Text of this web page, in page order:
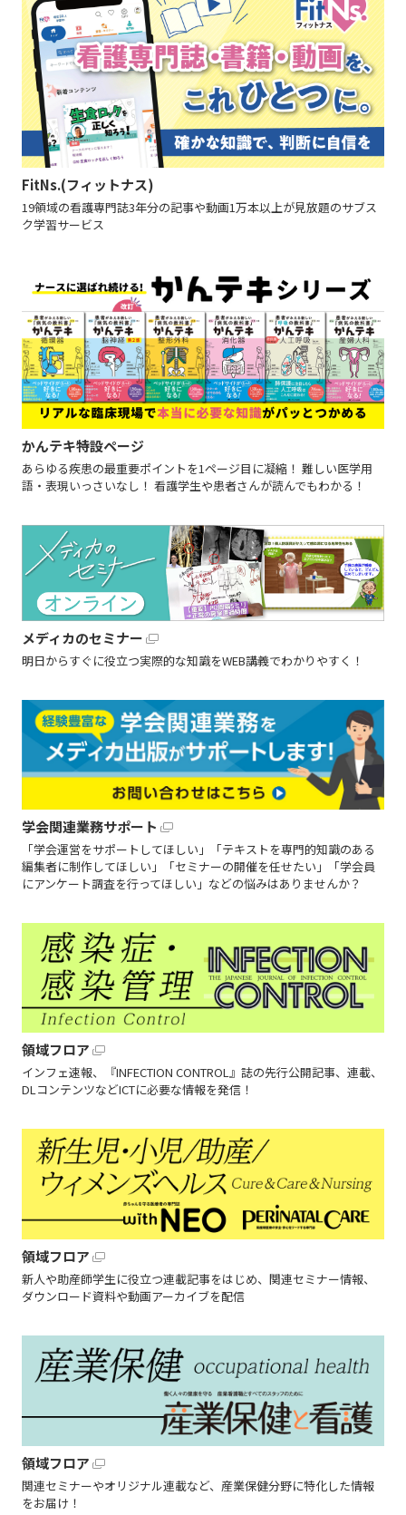
FitNs.(フィットナス)
19領域の看護専門誌3年分の記事や動画1万本以上が見放題のサブス
ク学習サービス
かんテキ特設ページ
あらゆる疾患の最重要ポイントを1ページ目に凝縮！ 難しい医学用
語・表現いっさいなし！ 看護学生や患者さんが読んでもわかる！
メディカのセミナー
明日からすぐに役立つ実際的な知識をWEB講義でわかりやすく！
学会関連業務サポート
「学会運営をサポートしてほしい」「テキストを専門的知識のある
編集者に制作してほしい」「セミナーの開催を任せたい」「学会員
にアンケート調査を行ってほしい」などの悩みはありませんか？
領域フロア
インフェ速報、『INFECTION CONTROL』誌の先行公開記事、連載、
DLコンテンツなどICTに必要な情報を発信！
領域フロア
新人や助産師学生に役立つ連載記事をはじめ、関連セミナー情報、
ダウンロード資料や動画アーカイブを配信
領域フロア
関連セミナーやオリジナル連載など、産業保健分野に特化した情報
をお届け！